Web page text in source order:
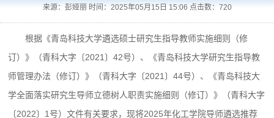
来源：彭娅丽 时间：2025年05月15日 15:06 点击数： 720
根据《青岛科技大学遴选硕士研究生指导教师实施细则（修
订）》（青科大字〔2021〕42号）、《青岛科技大学研究生指导教
师管理办法（修订）》（青科大字〔2021〕44号）、《青岛科技大
学全面落实研究生导师立德树人职责实施细则（修订）》（青科大字
〔2022〕1号）文件有关要求，现将2025年化工学院导师遴选推荐